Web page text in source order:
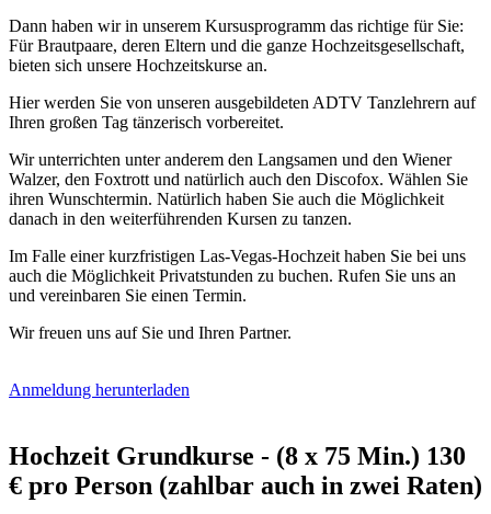
Dann haben wir in unserem Kursusprogramm das richtige für Sie:
Für Brautpaare, deren Eltern und die ganze Hochzeitsgesellschaft,
bieten sich unsere Hochzeitskurse an.
Hier werden Sie von unseren ausgebildeten ADTV Tanzlehrern auf
Ihren großen Tag tänzerisch vorbereitet.
Wir unterrichten unter anderem den Langsamen und den Wiener
Walzer, den Foxtrott und natürlich auch den Discofox. Wählen Sie
ihren Wunschtermin. Natürlich haben Sie auch die Möglichkeit
danach in den weiterführenden Kursen zu tanzen.
Im Falle einer kurzfristigen Las-Vegas-Hochzeit haben Sie bei uns
auch die Möglichkeit Privatstunden zu buchen. Rufen Sie uns an
und vereinbaren Sie einen Termin.
Wir freuen uns auf Sie und Ihren Partner.
Anmeldung herunterladen
Hochzeit Grundkurse - (8 x 75 Min.) 130
€ pro Person (zahlbar auch in zwei Raten)